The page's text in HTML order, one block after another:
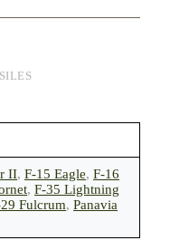
II, F-15 Eagle, F-16
, F-35 Lightning
Fulcrum, Panavia